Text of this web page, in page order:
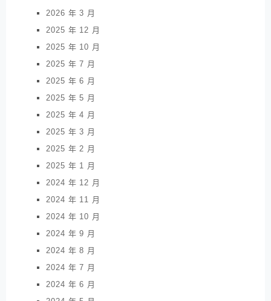
2026 年 3 月
2025 年 12 月
2025 年 10 月
2025 年 7 月
2025 年 6 月
2025 年 5 月
2025 年 4 月
2025 年 3 月
2025 年 2 月
2025 年 1 月
2024 年 12 月
2024 年 11 月
2024 年 10 月
2024 年 9 月
2024 年 8 月
2024 年 7 月
2024 年 6 月